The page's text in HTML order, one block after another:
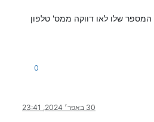
המספר שלו לאו דווקה ממס' טלפון
0
30 באפר׳ 2024, 23:41